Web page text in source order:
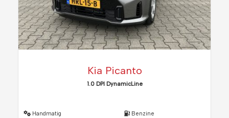
Kia Picanto
1.0 DPI DynamicLine
Handmatig
Benzine